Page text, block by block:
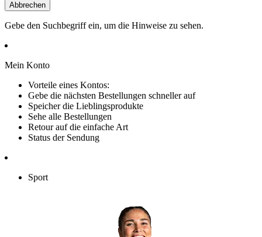
Abbrechen
Gebe den Suchbegriff ein, um die Hinweise zu sehen.
Mein Konto
Vorteile eines Kontos:
Gebe die nächsten Bestellungen schneller auf
Speicher die Lieblingsprodukte
Sehe alle Bestellungen
Retour auf die einfache Art
Status der Sendung
Sport